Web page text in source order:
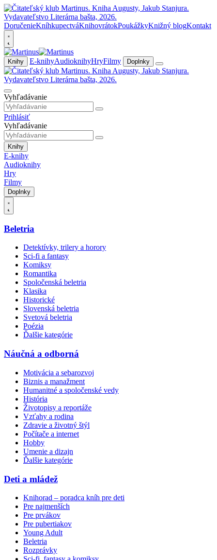
DoručenieKníhkupectváKnihovrátokPoukážkyKnižný blogKontakt
Knihy E-knihyAudioknihyHryFilmy Doplnky
Vyhľadávanie
Prihlásiť
Vyhľadávanie
Knihy
E-knihy
Audioknihy
Hry
Filmy
Doplnky
Beletria
Detektívky, trilery a horory
Sci-fi a fantasy
Komiksy
Romantika
Spoločenská beletria
Klasika
Historické
Slovenská beletria
Svetová beletria
Poézia
Ďalšie kategórie
Náučná a odborná
Motivácia a sebarozvoj
Biznis a manažment
Humanitné a spoločenské vedy
História
Životopisy a reportáže
Vzťahy a rodina
Zdravie a životný štýl
Počítače a internet
Hobby
Umenie a dizajn
Ďalšie kategórie
Deti a mládež
Knihorad – poradca kníh pre deti
Pre najmenších
Pre prvákov
Pre pubertiakov
Young Adult
Beletria
Rozprávky